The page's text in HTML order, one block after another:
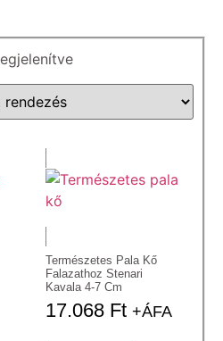
Természetes Pala Kő
Falazathoz Stenari
Kavala 4-7 Cm
17.068 Ft +ÁFA